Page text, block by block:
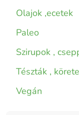
Olajok ,ecetek
Paleo
Szirupok ,
Tészták ,
Vegán